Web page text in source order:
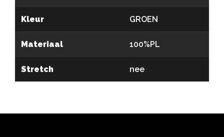
Kleur GROEN
Materiaal 100%PL
Stretch nee